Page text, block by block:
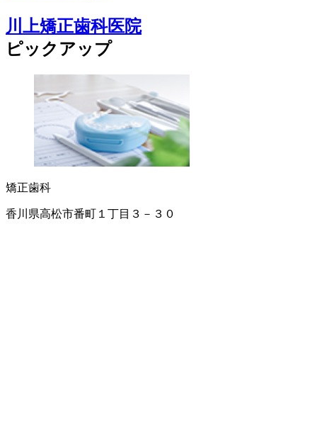
川上矯正歯科医院
ピックアップ
矯正歯科
香川県高松市番町１丁目３－３０